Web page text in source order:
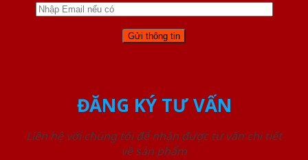
ĐĂNG KÝ TƯ VẤN
Liên hệ với chúng tôi để nhận được tư vấn chi tiết
về sản phẩm